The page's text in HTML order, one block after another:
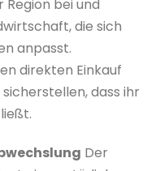
bei und
die sich
anpasst.
direkten Einkauf
dass ihr
Der